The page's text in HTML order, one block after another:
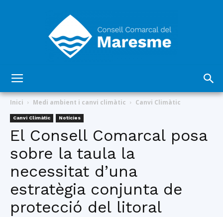
Comarcal
del
Inici Medi ambient i canvi climàtic Canvi Climàtic
Canvi Climàtic Notícies
El Consell Comarcal posa
sobre la taula la
necessitat d’una
estratègia conjunta de
protecció del litoral